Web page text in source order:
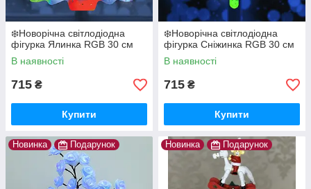
❄️Новорічна світлодіодна
фігурка Ялинка RGB 30 см
В наявності
715 ₴
Купити
❄️Новорічна світлодіодна
фігурка Сніжинка RGB 30 см
В наявності
715 ₴
Купити
Новинка Подарунок Новинка Подарунок